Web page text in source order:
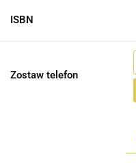
ISBN
Zostaw telefon